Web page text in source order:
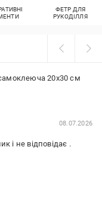
ФЕТР ДЛЯ
РУКОДІЛЛЯ
самоклеюча 20х30 см
08.07.2026
і не відповідає .